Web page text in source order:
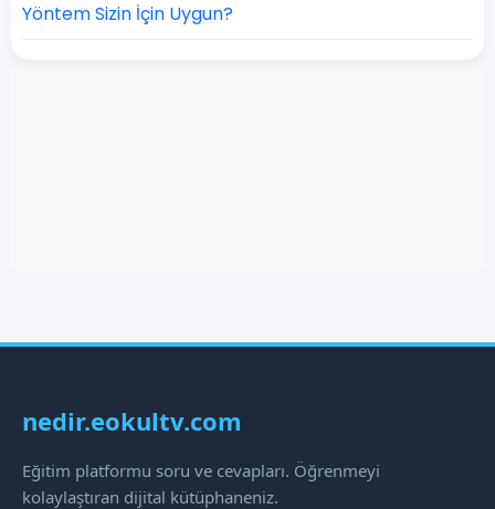
Yöntem Sizin İçin Uygun?
nedir.eokultv.com
Eğitim platformu soru ve cevapları. Öğrenmeyi
kolaylaştıran dijital kütüphaneniz.